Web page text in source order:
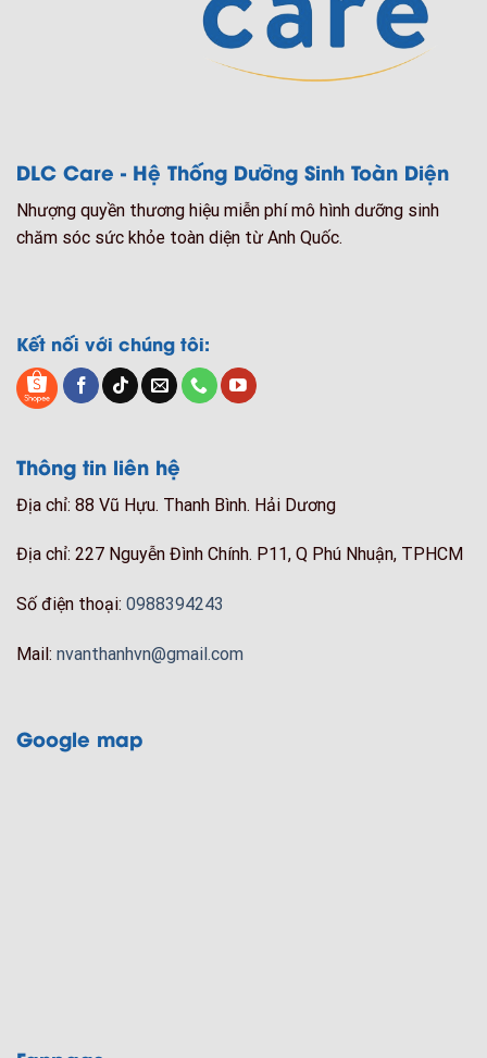
DLC Care - Hệ Thống Dưỡng Sinh Toàn Diện
Nhượng quyền thương hiệu miễn phí mô hình dưỡng sinh
chăm sóc sức khỏe toàn diện từ Anh Quốc.
Kết nối với chúng tôi:
Thông tin liên hệ
Địa chỉ: 88 Vũ Hựu. Thanh Bình. Hải Dương
Địa chỉ: 227 Nguyễn Đình Chính. P11, Q Phú Nhuận, TPHCM
Số điện thoại: 0988394243
Mail: nvanthanhvn@gmail.com
Google map